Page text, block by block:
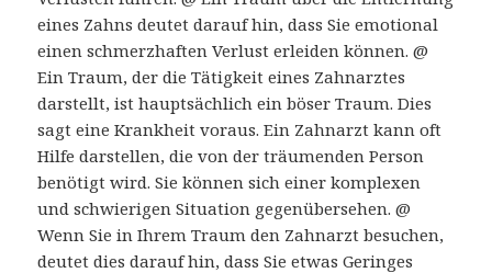
eines Zahns deutet darauf hin, dass Sie emotional
einen schmerzhaften Verlust erleiden können. @
Ein Traum, der die Tätigkeit eines Zahnarztes
darstellt, ist hauptsächlich ein böser Traum. Dies
sagt eine Krankheit voraus. Ein Zahnarzt kann oft
Hilfe darstellen, die von der träumenden Person
benötigt wird. Sie können sich einer komplexen
und schwierigen Situation gegenübersehen. @
Wenn Sie in Ihrem Traum den Zahnarzt besuchen,
deutet dies darauf hin, dass Sie etwas Geringes